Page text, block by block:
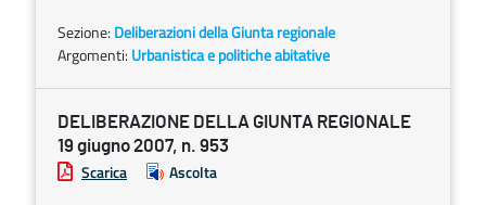
Sezione: Deliberazioni della Giunta regionale
Argomenti: Urbanistica e politiche abitative
DELIBERAZIONE DELLA GIUNTA REGIONALE
19 giugno 2007, n. 953
Scarica Ascolta